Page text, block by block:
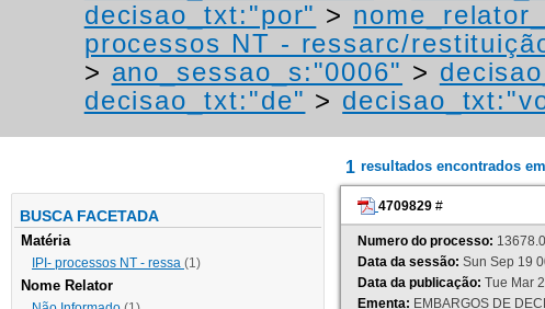
decisao_txt:"por" >
processos NT - ressarc/
> ano_sessao_s:"0006" >
decisao_txt:"de" >
BUSCA FACETADA
Matéria
IPI- processos NT - ressa (1)
Nome Relator
1 resultados encontrados
4709829 #
Numero do processo:
Data da sessão: Sun Sep 19
Data da publicação: Tue Mar
Ementa: EMBARGOS DE